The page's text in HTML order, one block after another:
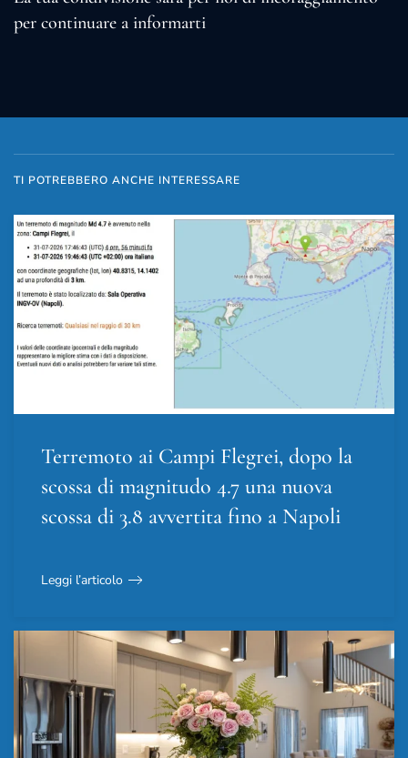
per continuare a informarti
TI POTREBBERO ANCHE INTERESSARE
Terremoto ai Campi Flegrei, dopo la
scossa di magnitudo 4.7 una nuova
scossa di 3.8 avvertita fino a Napoli
Leggi l’articolo